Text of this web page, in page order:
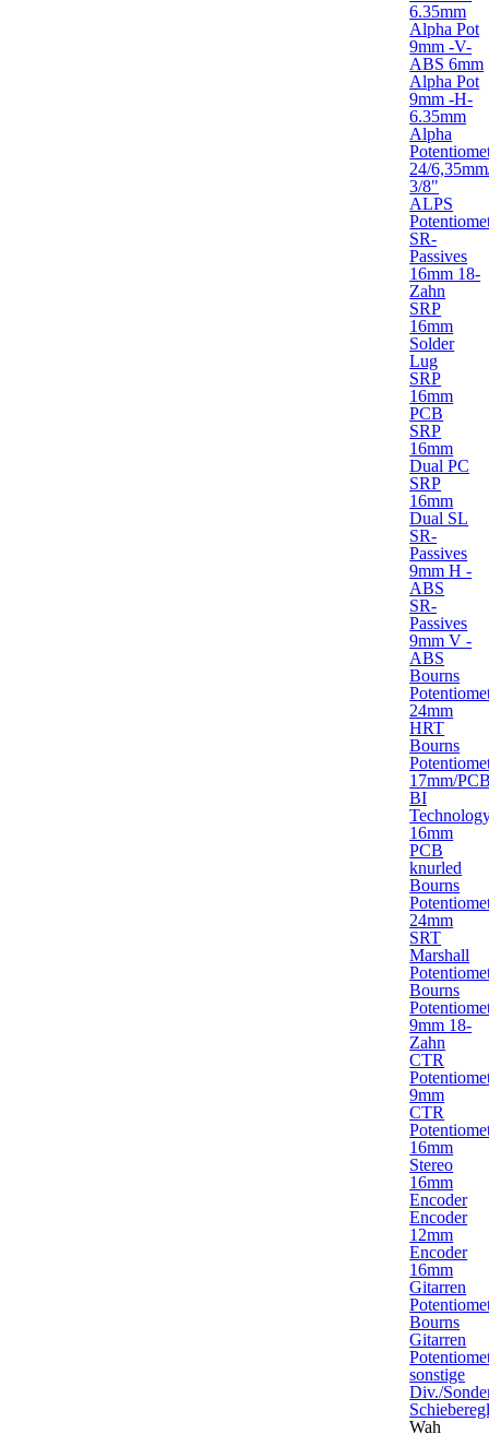
6.35mm
Alpha Pot
9mm -V-
ABS 6mm
Alpha Pot
9mm -H-
6.35mm
Alpha
24/
3/8"
ALPS
SR-
Passives
16mm 18-
Zahn
SRP
16mm
Solder
Lug
SRP
16mm
PCB
SRP
16mm
Dual PC
SRP
16mm
Dual SL
SR-
Passives
9mm H -
ABS
SR-
Passives
9mm V -
ABS
Bourns
24mm
HRT
Bourns
17mm/
BI
16mm
PCB
knurled
Bourns
24mm
SRT
Marshall
Bourns
9mm 18-
Zahn
CTR
9mm
CTR
16mm
Stereo
16mm
Encoder
Encoder
12mm
Encoder
16mm
Gitarren
Bourns
Gitarren
sonstige
Div./
Wah